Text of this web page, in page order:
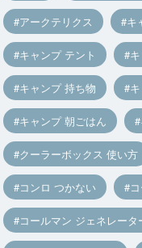
アークテリクス キ
キャンプ テント
キャンプ 持ち物
キャンプ 朝ごはん
クーラーボックス 使い方
コンロ つかない
コールマン ジェネレータ